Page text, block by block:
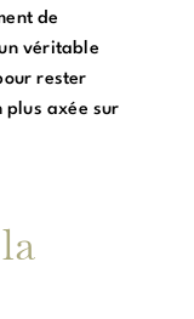
de
véritable
rester
plus axée sur